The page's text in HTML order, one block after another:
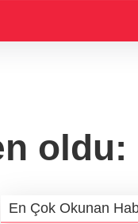
oldu:
En Çok Okunan